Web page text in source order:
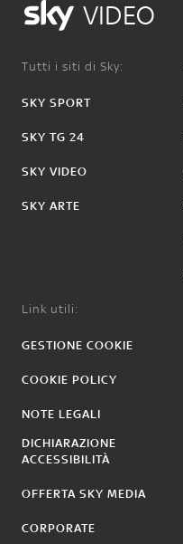
VIDEO
Tutti i siti di Sky:
SKY SPORT
SKY TG 24
SKY VIDEO
SKY ARTE
Link utili:
GESTIONE COOKIE
COOKIE POLICY
NOTE LEGALI
DICHIARAZIONE
ACCESSIBILITÀ
OFFERTA SKY MEDIA
CORPORATE